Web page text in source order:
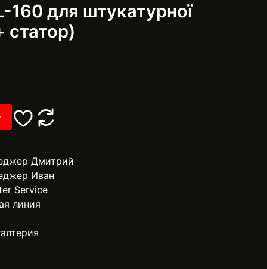
160 для штукатурної
статор)
Дмитрий
Иван
Service
линия